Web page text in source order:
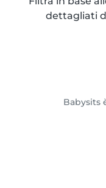
dettagliati
Babysits